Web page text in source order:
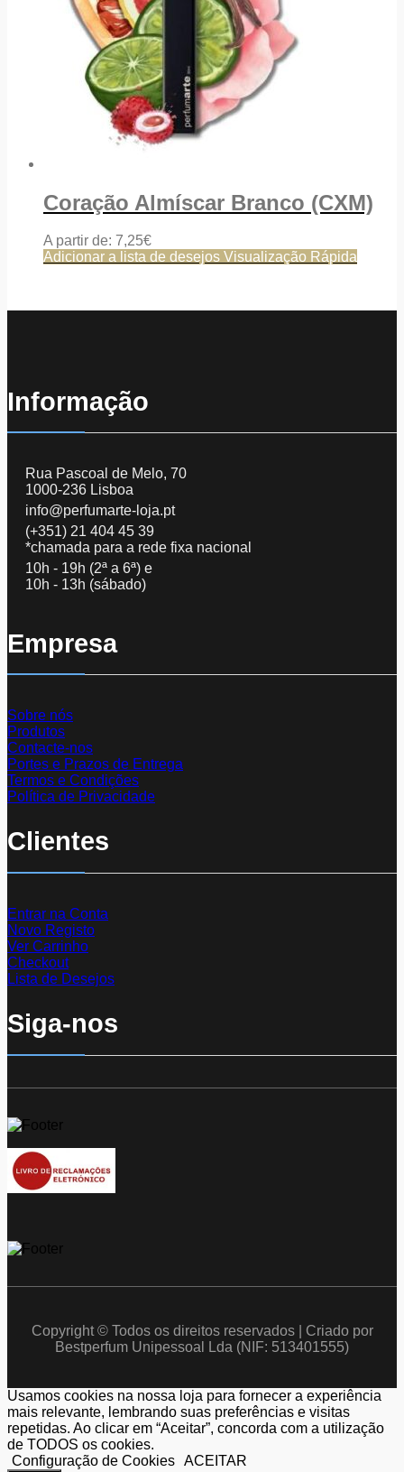
Coração Almíscar Branco (CXM)
A partir de: 7,25€
Adicionar a lista de desejos Visualização Rápida
Informação
Rua Pascoal de Melo, 70
1000-236 Lisboa
info@perfumarte-loja.pt
(+351) 21 404 45 39
*chamada para a rede fixa nacional
10h - 19h (2ª a 6ª) e
10h - 13h (sábado)
Empresa
Sobre nós
Produtos
Contacte-nos
Portes e Prazos de Entrega
Termos e Condições
Política de Privacidade
Clientes
Entrar na Conta
Novo Registo
Ver Carrinho
Checkout
Lista de Desejos
Siga-nos
Copyright © Todos os direitos reservados | Criado por
Bestperfum Unipessoal Lda (NIF: 513401555)
Usamos cookies na nossa loja para fornecer a experiência
mais relevante, lembrando suas preferências e visitas
repetidas. Ao clicar em “Aceitar”, concorda com a utilização
de TODOS os cookies.
Configuração de Cookies ACEITAR